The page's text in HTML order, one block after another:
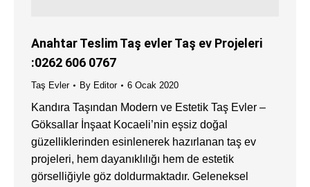
Anahtar Teslim Taş evler Taş ev Projeleri
:0262 606 0767
Taş Evler By Editor 6 Ocak 2020
Kandıra Taşından Modern ve Estetik Taş Evler –
Göksallar İnşaat Kocaeli’nin eşsiz doğal
güzelliklerinden esinlenerek hazırlanan taş ev
projeleri, hem dayanıklılığı hem de estetik
görselliğiyle göz doldurmaktadır. Geleneksel